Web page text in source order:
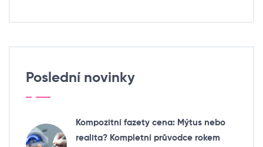
Poslední novinky
Kompozitní fazety cena: Mýtus nebo
realita? Kompletní průvodce rokem